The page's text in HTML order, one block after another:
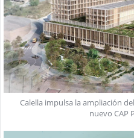
Calella impulsa la ampliación
nuevo CAP